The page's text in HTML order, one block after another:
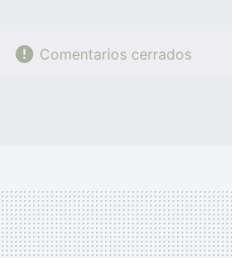
Comentarios cerrados